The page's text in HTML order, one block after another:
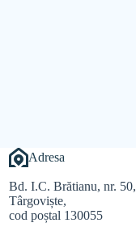
Adresa
Bd. I.C. Brătianu, nr. 50,
Târgoviște,
cod poștal 130055